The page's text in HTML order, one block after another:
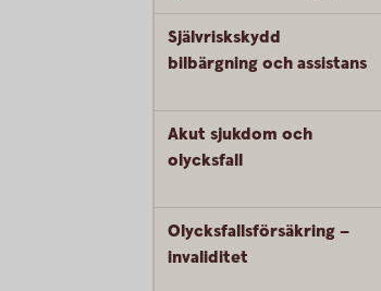
Självriskskydd
bilbärgning och assistans
Akut sjukdom och
olycksfall
Olycksfallsförsäkring –
invaliditet